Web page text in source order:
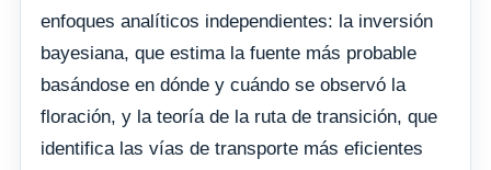
enfoques analíticos independientes: la inversión
bayesiana, que estima la fuente más probable
basándose en dónde y cuándo se observó la
floración, y la teoría de la ruta de transición, que
identifica las vías de transporte más eficientes